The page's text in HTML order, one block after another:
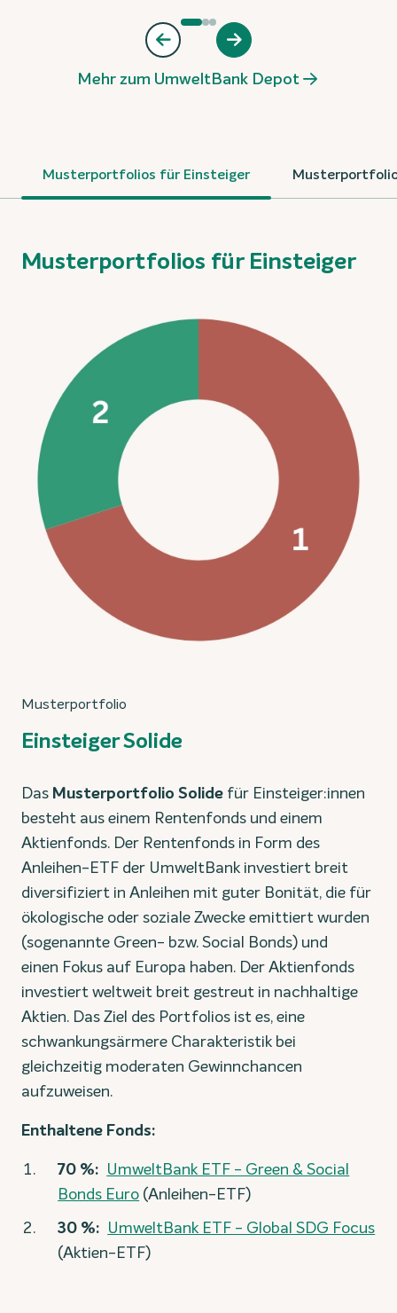
Mehr zum UmweltBank Depot
Musterportfolios für Einsteiger
Musterportfolios für Einsteiger
Musterportfolio
Einsteiger Solide
Das Musterportfolio Solide für Einsteiger:innen
besteht aus einem Rentenfonds und einem
Aktienfonds. Der Rentenfonds in Form des
Anleihen-ETF der UmweltBank investiert breit
diversifiziert in Anleihen mit guter Bonität, die für
ökologische oder soziale Zwecke emittiert wurden
(sogenannte Green- bzw. Social Bonds) und
einen Fokus auf Europa haben. Der Aktienfonds
investiert weltweit breit gestreut in nachhaltige
Aktien. Das Ziel des Portfolios ist es, eine
schwankungsärmere Charakteristik bei
gleichzeitig moderaten Gewinnchancen
aufzuweisen.
Enthaltene Fonds:
70 %: UmweltBank ETF - Green & Social
Bonds Euro (Anleihen-ETF)
30 %: UmweltBank ETF - Global SDG Focus
(Aktien-ETF)